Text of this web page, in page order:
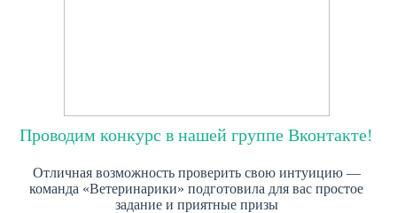
Проводим конкурс в нашей группе Вконтакте!
Отличная возможность проверить свою интуицию —
команда «Ветеринарики» подготовила для вас простое
задание и приятные призы